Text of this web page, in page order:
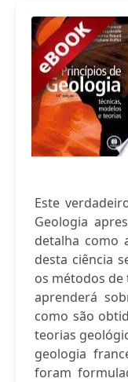
Este
Geologia
detalha como
desta ciência
os métodos
aprenderá
como são
teorias
geologia
foram